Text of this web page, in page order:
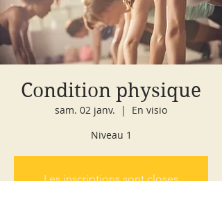
Condition physique
sam. 02 janv.
  |
En visio
Niveau 1
Les inscriptions sont closes